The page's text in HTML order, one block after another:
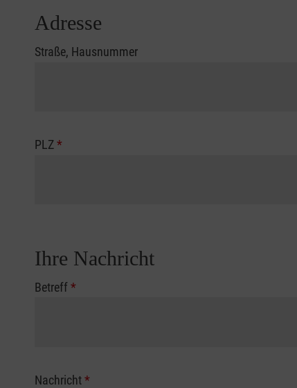
Adresse
Straße, Hausnummer
PLZ*
Ihre Nachricht
Betreff*
Nachricht*